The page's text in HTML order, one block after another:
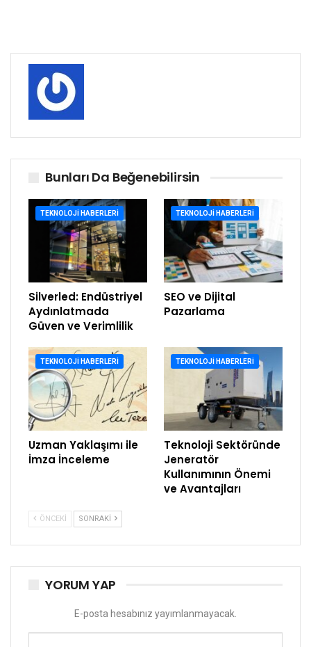
Bunları Da Beğenebilirsin
TEKNOLOJI HABERLERI
Silverled: Endüstriyel
Aydınlatmada
Güven ve Verimlilik
TEKNOLOJI HABERLERI
SEO ve Dijital
Pazarlama
TEKNOLOJI HABERLERI
Uzman Yaklaşımı ile
İmza İnceleme
TEKNOLOJI HABERLERI
Teknoloji Sektöründe
Jeneratör
Kullanımının Önemi
ve Avantajları
ÖNCEKI SONRAKI
YORUM YAP
E-posta hesabınız yayımlanmayacak.